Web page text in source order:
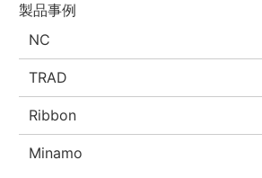
製品事例
NC
TRAD
Ribbon
Minamo